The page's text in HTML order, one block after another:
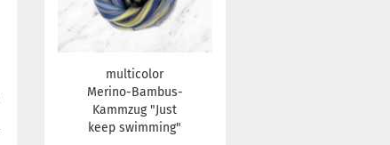
multicolor
Merino-Bambus-
Kammzug "Just
keep swimming"